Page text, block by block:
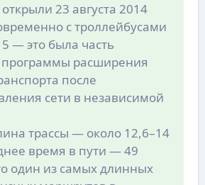
23 августа 2014
с троллейбусами
— это была часть
расширения
после
сети в независимой
трассы — около 12,6–14
время в пути — 49
один из самых длинных